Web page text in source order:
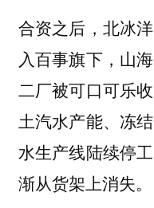
合资之后，北冰
入百事旗下，山
二厂被可口可乐
土汽水产能、冻
水生产线陆续停
渐从货架上消失。